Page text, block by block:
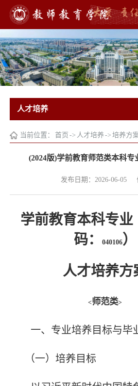
人才培养
当前位置： 首页 -> 人才培养 -> 培养方
(2024版)学前教育师范类本科专
发布日期：2026-06-05
学前教育本科专业
码：
040106）
人才培养方
<师范类>
一、专业培养目标与毕
（一）培养目标